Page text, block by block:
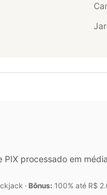
processado em
· Bônus: 100% até R$